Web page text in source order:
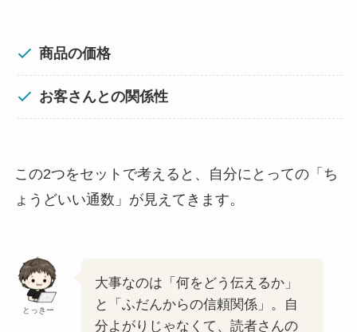
商品の価格
お客さんとの関係性
この2つをセットで考えると、自分にとっての「ち
ょうどいい通数」が見えてきます。
とっきー
大事なのは「何をどう伝えるか」
と「ふだんからの信頼関係」。自
分よがりじゃなくて、読者さんの